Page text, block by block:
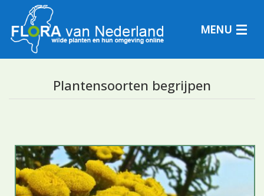
MENU
Determineren
Plantensoorten begrijpen